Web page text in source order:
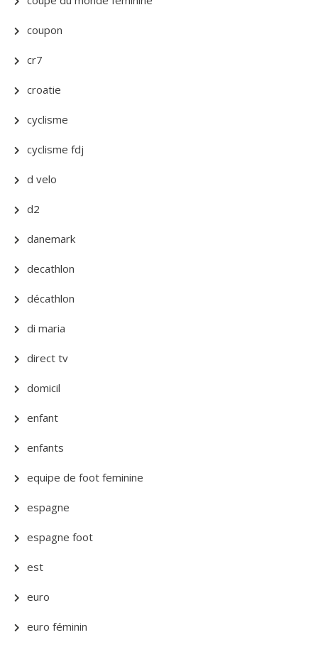
coupon
cr7
croatie
cyclisme
cyclisme fdj
d velo
d2
danemark
decathlon
décathlon
di maria
direct tv
domicil
enfant
enfants
equipe de foot feminine
espagne
espagne foot
est
euro
euro féminin